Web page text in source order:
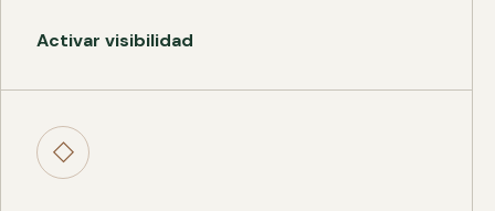
Activar visibilidad
◇